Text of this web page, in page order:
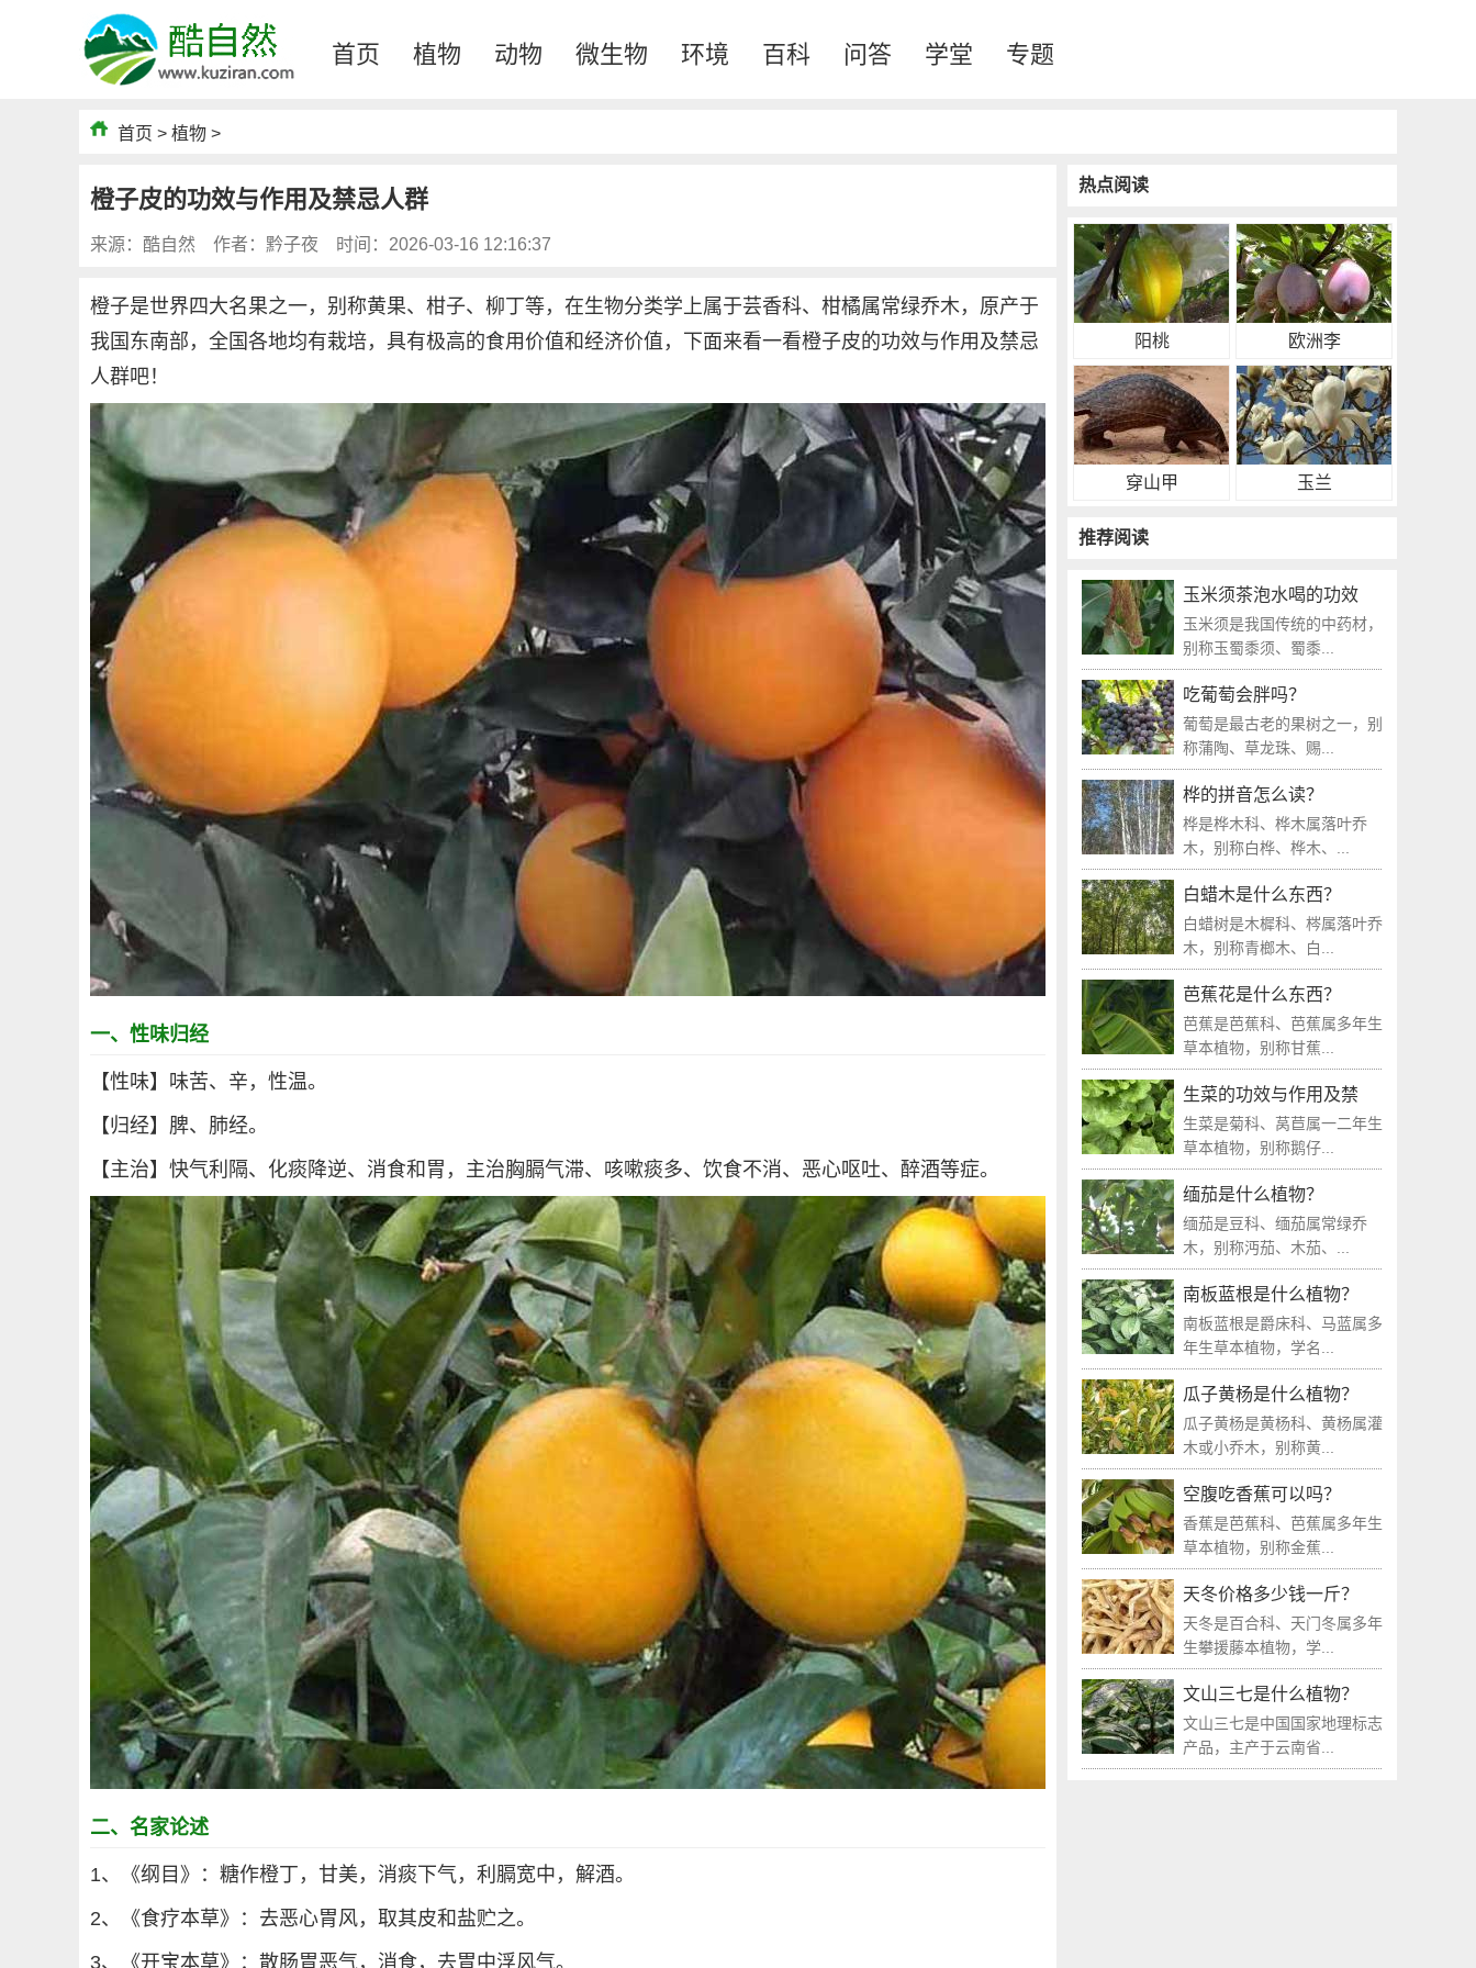
首页 植物 动物 微生物 环境 百科 问答 学堂 专题
首页 > 植物 >
橙子皮的功效与作用及禁忌人群
来源：酷自然 作者：黔子夜 时间：2026-03-16 12:16:37
橙子是世界四大名果之一，别称黄果、柑子、柳丁等，在生物分类学上属于芸香科、柑橘属常绿乔木，原产于
我国东南部，全国各地均有栽培，具有极高的食用价值和经济价值，下面来看一看橙子皮的功效与作用及禁忌
人群吧！
一、性味归经
【性味】味苦、辛，性温。
【归经】脾、肺经。
【主治】快气利隔、化痰降逆、消食和胃，主治胸膈气滞、咳嗽痰多、饮食不消、恶心呕吐、醉酒等症。
二、名家论述
1、《纲目》：糖作橙丁，甘美，消痰下气，利膈宽中，解酒。
2、《食疗本草》：去恶心胃风，取其皮和盐贮之。
3、《开宝本草》：散肠胃恶气，消食，去胃中浮风气。
热点阅读
阳桃 欧洲李
穿山甲 玉兰
推荐阅读
玉米须茶泡水喝的功效
玉米须是我国传统的中药材，
别称玉蜀黍须、蜀黍...
吃葡萄会胖吗？
葡萄是最古老的果树之一，别
称蒲陶、草龙珠、赐...
桦的拼音怎么读？
桦是桦木科、桦木属落叶乔
木，别称白桦、桦木、...
白蜡木是什么东西？
白蜡树是木樨科、梣属落叶乔
木，别称青榔木、白...
芭蕉花是什么东西？
芭蕉是芭蕉科、芭蕉属多年生
草本植物，别称甘蕉...
生菜的功效与作用及禁
生菜是菊科、莴苣属一二年生
草本植物，别称鹅仔...
缅茄是什么植物？
缅茄是豆科、缅茄属常绿乔
木，别称沔茄、木茄、...
南板蓝根是什么植物？
南板蓝根是爵床科、马蓝属多
年生草本植物，学名...
瓜子黄杨是什么植物？
瓜子黄杨是黄杨科、黄杨属灌
木或小乔木，别称黄...
空腹吃香蕉可以吗？
香蕉是芭蕉科、芭蕉属多年生
草本植物，别称金蕉...
天冬价格多少钱一斤？
天冬是百合科、天门冬属多年
生攀援藤本植物，学...
文山三七是什么植物？
文山三七是中国国家地理标志
产品，主产于云南省...